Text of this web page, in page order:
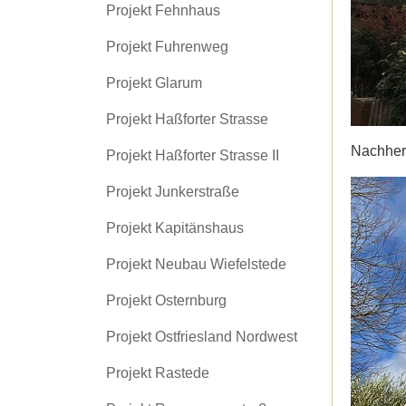
Projekt Fehnhaus
Projekt Fuhrenweg
Projekt Glarum
Projekt Haßforter Strasse
Projekt Haßforter Strasse II
Projekt Junkerstraße
Projekt Kapitänshaus
Projekt Neubau Wiefelstede
Projekt Osternburg
Projekt Ostfriesland Nordwest
Projekt Rastede